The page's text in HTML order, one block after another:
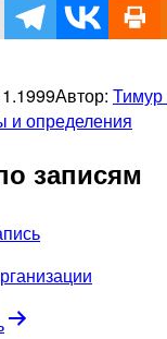
Автор: Тимур
и определения
записям